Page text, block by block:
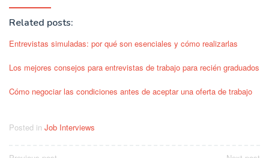
Related posts:
Entrevistas simuladas: por qué son esenciales y cómo realizarlas
Los mejores consejos para entrevistas de trabajo para recién graduados
Cómo negociar las condiciones antes de aceptar una oferta de trabajo
Posted in Job Interviews